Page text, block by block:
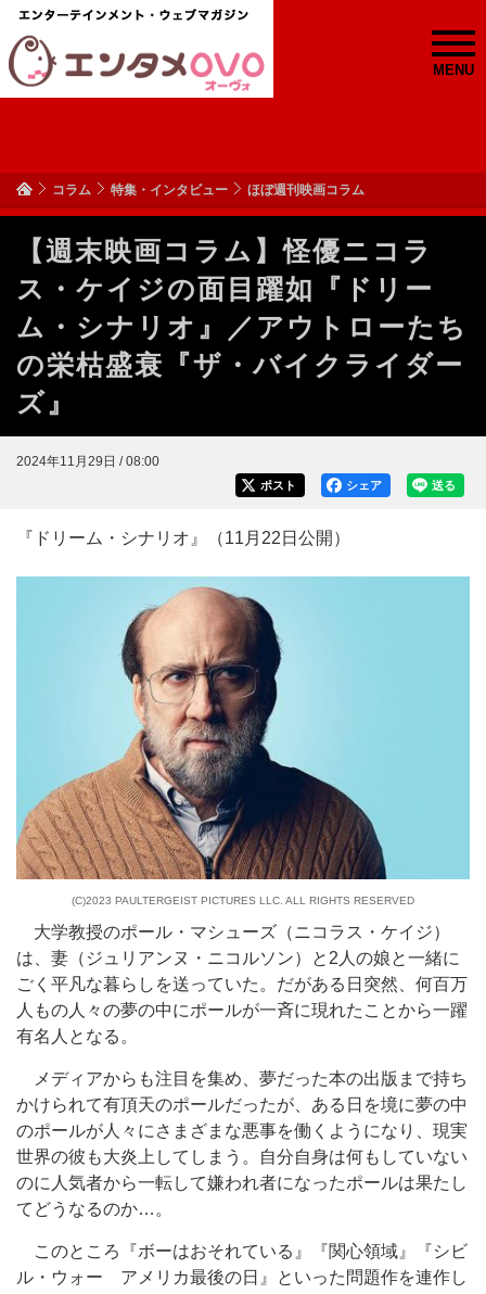
MENU
コラム 特集・インタビュー ほぼ週刊映画コラム
【週末映画コラム】怪優ニコラ
ス・ケイジの面目躍如『ドリー
ム・シナリオ』／アウトローたち
の栄枯盛衰『ザ・バイクライダー
ズ』
2024年11月29日 / 08:00
送る
シェア
ポスト
『ドリーム・シナリオ』（11月22日公開）
(C)2023 PAULTERGEIST PICTURES LLC. ALL RIGHTS RESERVED
大学教授のポール・マシューズ（ニコラス・ケイジ）
は、妻（ジュリアンヌ・ニコルソン）と2人の娘と一緒に
ごく平凡な暮らしを送っていた。だがある日突然、何百万
人もの人々の夢の中にポールが一斉に現れたことから一躍
有名人となる。
メディアからも注目を集め、夢だった本の出版まで持ち
かけられて有頂天のポールだったが、ある日を境に夢の中
のポールが人々にさまざまな悪事を働くようになり、現実
世界の彼も大炎上してしまう。自分自身は何もしていない
のに人気者から一転して嫌われ者になったポールは果たし
てどうなるのか…。
このところ『ボーはおそれている』『関心領域』『シビ
ル・ウォー アメリカ最後の日』といった問題作を連作し